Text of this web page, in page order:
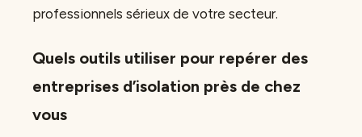
professionnels sérieux de votre secteur.
Quels outils utiliser pour repérer des
entreprises d’isolation près de chez
vous